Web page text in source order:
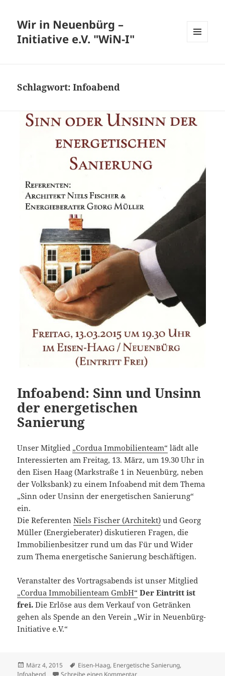
Wir in Neuenbürg –
Initiative e.V. "WiN-I"
Schlagwort:Infoabend
Infoabend: Sinn und Unsinn
der energetischen
Sanierung
Unser Mitglied „Cordua Immobilienteam“ lädt alle
Interessierten am Freitag, 13. März, um 19.30 Uhr in
den Eisen Haag (Markstraße 1 in Neuenbürg, neben
der Volksbank) zu einem Infoabend mit dem Thema
„Sinn oder Unsinn der energetischen Sanierung“
ein.
Die ReferentenNiels Fischer (Architekt) und Georg
Müller (Energieberater) diskutieren Fragen, die
Immobilienbesitzer rund um das Für und Wider
zum Thema energetische Sanierung beschäftigen.
Veranstalter des Vortragsabends ist unser Mitglied
„Cordua Immobilienteam GmbH“ Der Eintritt ist
frei. Die Erlöse aus dem Verkauf von Getränken
gehen als Spende an den Verein „Wir in Neuenbürg-
Initiative e.V.“
Veröffentlicht
am
März 4, 2015 Schlagwörter
Eisen-Haag, Energetische Sanierung,
zu Infoabend: Sinn und